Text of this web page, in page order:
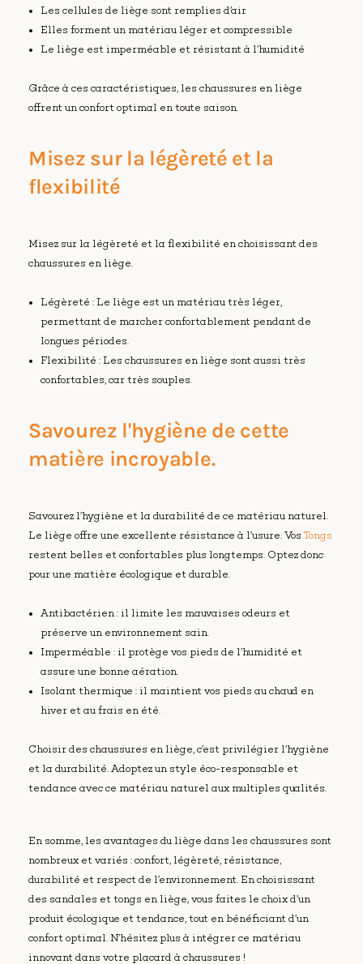
Les cellules de liège sont remplies d’air
Elles forment un matériau léger et compressible
Le liège est imperméable et résistant à l’humidité
Grâce à ces caractéristiques, les chaussures en liège
offrent un confort optimal en toute saison.
Misez sur la légèreté et la
flexibilité
Misez sur la légèreté et la flexibilité en choisissant des
chaussures en liège.
Légèreté : Le liège est un matériau très léger,
permettant de marcher confortablement pendant de
longues périodes.
Flexibilité : Les chaussures en liège sont aussi très
confortables, car très souples.
Savourez l'hygiène de cette
matière incroyable.
Savourez l’hygiène et la durabilité de ce matériau naturel.
Le liège offre une excellente résistance à l’usure. Vos Tongs
restent belles et confortables plus longtemps. Optez donc
pour une matière écologique et durable.
Antibactérien : il limite les mauvaises odeurs et
préserve un environnement sain.
Imperméable : il protège vos pieds de l’humidité et
assure une bonne aération.
Isolant thermique : il maintient vos pieds au chaud en
hiver et au frais en été.
Choisir des chaussures en liège, c’est privilégier l’hygiène
et la durabilité. Adoptez un style éco-responsable et
tendance avec ce matériau naturel aux multiples qualités.
En somme, les avantages du liège dans les chaussures sont
nombreux et variés : confort, légèreté, résistance,
durabilité et respect de l’environnement. En choisissant
des sandales et tongs en liège, vous faites le choix d’un
produit écologique et tendance, tout en bénéficiant d’un
confort optimal. N’hésitez plus à intégrer ce matériau
innovant dans votre placard à chaussures !